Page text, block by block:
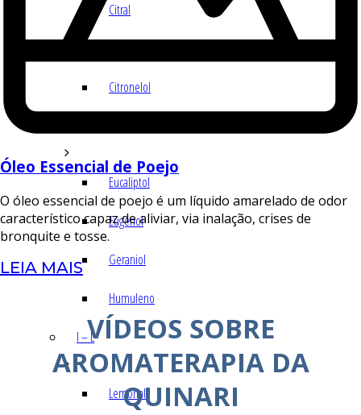
Citral
Citronelol
Eucaliptol
Eugenol
Geraniol
Humuleno
I – L
Lemonal
Óleo Essencial de Poejo
O óleo essencial de poejo é um líquido amarelado de odor
característico capaz de aliviar, via inalação, crises de
bronquite e tosse.
LEIA MAIS
VÍDEOS SOBRE
AROMATERAPIA DA
QUINARI